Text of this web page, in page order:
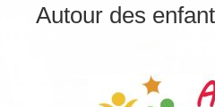
Autour des